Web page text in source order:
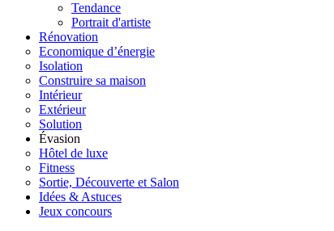
Tendance
Portrait d'artiste
Rénovation
Economique d’énergie
Isolation
Construire sa maison
Intérieur
Extérieur
Solution
Évasion
Hôtel de luxe
Fitness
Sortie, Découverte et Salon
Idées & Astuces
Jeux concours